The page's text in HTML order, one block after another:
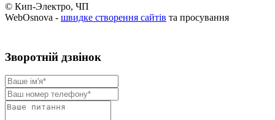
© Кип-Электро, ЧП
WebOsnova - швидке створення сайтів та просування
Зворотнiй дзвiнок